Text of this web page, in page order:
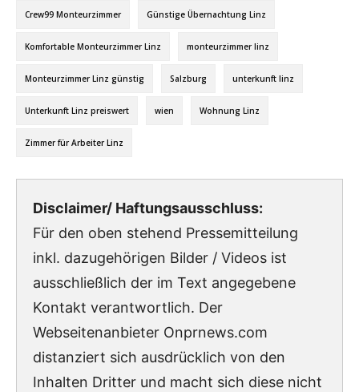
Crew99 Monteurzimmer Günstige Übernachtung Linz
Komfortable Monteurzimmer Linz monteurzimmer linz
Monteurzimmer Linz günstig Salzburg unterkunft linz
Unterkunft Linz preiswert wien Wohnung Linz
Zimmer für Arbeiter Linz
Disclaimer/ Haftungsausschluss:
Für den oben stehend Pressemitteilung
inkl. dazugehörigen Bilder / Videos ist
ausschließlich der im Text angegebene
Kontakt verantwortlich. Der
Webseitenanbieter Onprnews.com
distanziert sich ausdrücklich von den
Inhalten Dritter und macht sich diese nicht